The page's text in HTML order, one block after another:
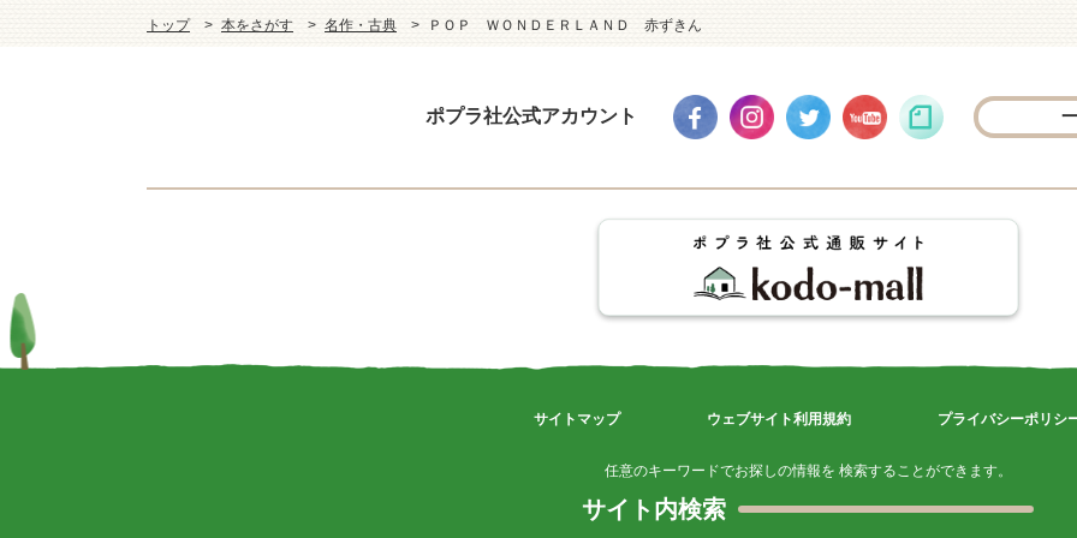
トップ 本をさがす 名作・古典 ＰＯＰ ＷＯＮＤＥＲＬＡＮＤ 赤ずきん
ポプラ社公式アカウント
サイトマップ ウェブサイト利用規約 プライバシーポリシ
任意のキーワードでお探しの情報を 検索することができます。
サイト内検索